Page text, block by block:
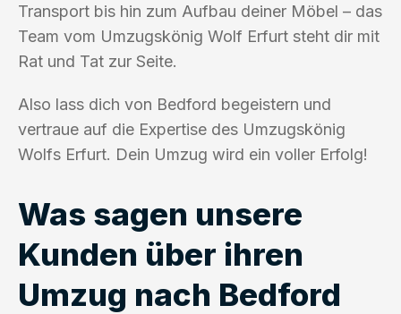
Transport bis hin zum Aufbau deiner Möbel – das
Team vom Umzugskönig Wolf Erfurt steht dir mit
Rat und Tat zur Seite.
Also lass dich von Bedford begeistern und
vertraue auf die Expertise des Umzugskönig
Wolfs Erfurt. Dein Umzug wird ein voller Erfolg!
Was sagen unsere
Kunden über ihren
Umzug nach Bedford